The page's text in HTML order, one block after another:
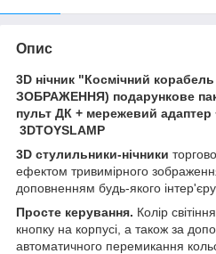
Опис
3D нічник "Космічний
ЗОБРАЖЕННЯ) подарункове
пульт ДК + мережевий
3DTOYSLAMP
3D стулильники-нічники
ефектом тривимірного
доповненням будь-якого інтер'єру.
Просте керування. Колір
кнопку на корпусі, а також за
автоматичного перемикання